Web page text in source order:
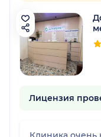
Лицензия